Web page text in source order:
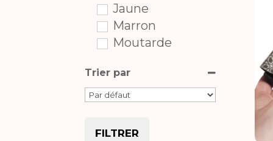
Jaune
Marron
Moutarde
Orange
Rose
Taupe
Trier par
Sort Products
FILTRER